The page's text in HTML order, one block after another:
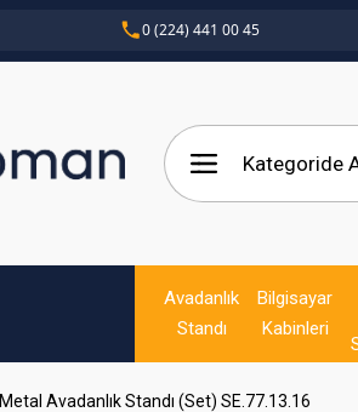
0 (224) 441 00 45
Avadanlık
Standı
Bilgisayar
Kabinleri
Metal Avadanlık Standı (Set) SE.77.13.16